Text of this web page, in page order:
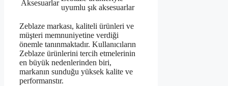
Aksesuarlar
uyumlu şık aksesuarlar
Zeblaze markası, kaliteli ürünleri ve
müşteri memnuniyetine verdiği
önemle tanınmaktadır. Kullanıcıların
Zeblaze ürünlerini tercih etmelerinin
en büyük nedenlerinden biri,
markanın sunduğu yüksek kalite ve
performanstır.